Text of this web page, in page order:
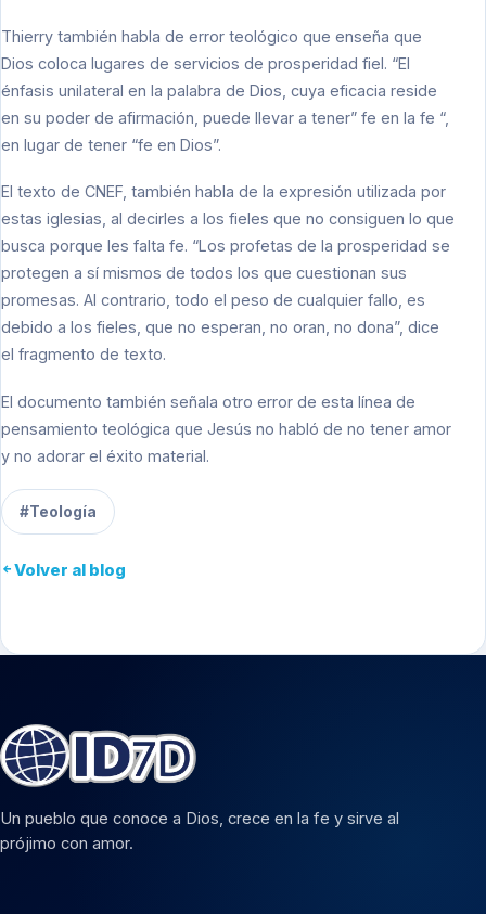
Thierry también habla de error teológico que enseña que
Dios coloca lugares de servicios de prosperidad fiel. “El
énfasis unilateral en la palabra de Dios, cuya eficacia reside
en su poder de afirmación, puede llevar a tener” fe en la fe “,
en lugar de tener “fe en Dios”.
El texto de CNEF, también habla de la expresión utilizada por
estas iglesias, al decirles a los fieles que no consiguen lo que
busca porque les falta fe. “Los profetas de la prosperidad se
protegen a sí mismos de todos los que cuestionan sus
promesas. Al contrario, todo el peso de cualquier fallo, es
debido a los fieles, que no esperan, no oran, no dona”, dice
el fragmento de texto.
El documento también señala otro error de esta línea de
pensamiento teológica que Jesús no habló de no tener amor
y no adorar el éxito material.
#Teología
Volver al blog
Un pueblo que conoce a Dios, crece en la fe y sirve al
prójimo con amor.